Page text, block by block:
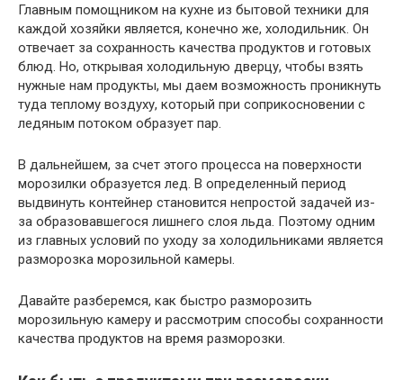
Главным помощником на кухне из бытовой техники для
каждой хозяйки является, конечно же, холодильник. Он
отвечает за сохранность качества продуктов и готовых
блюд. Но, открывая холодильную дверцу, чтобы взять
нужные нам продукты, мы даем возможность проникнуть
туда теплому воздуху, который при соприкосновении с
ледяным потоком образует пар.
В дальнейшем, за счет этого процесса на поверхности
морозилки образуется лед. В определенный период
выдвинуть контейнер становится непростой задачей из-
за образовавшегося лишнего слоя льда. Поэтому одним
из главных условий по уходу за холодильниками является
разморозка морозильной камеры.
Давайте разберемся, как быстро разморозить
морозильную камеру и рассмотрим способы сохранности
качества продуктов на время разморозки.